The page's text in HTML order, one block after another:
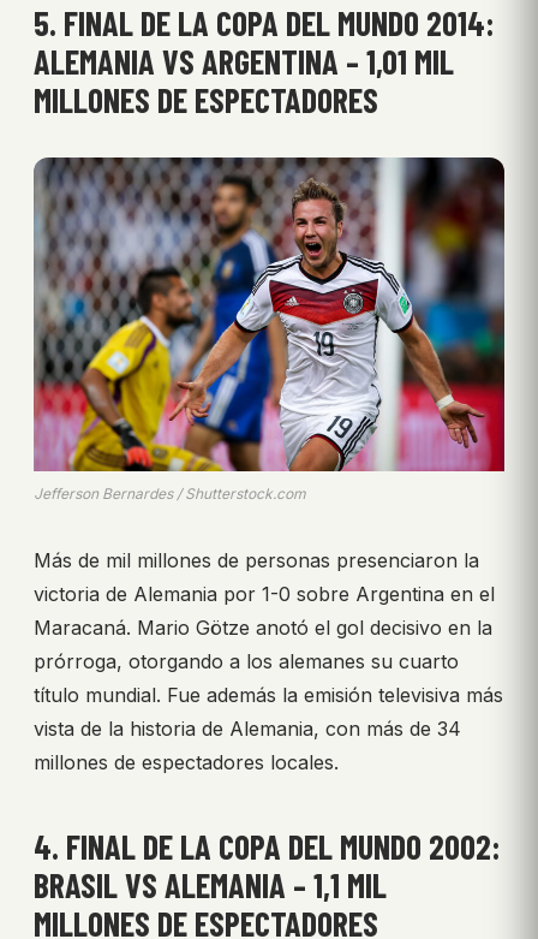
5. FINAL DE LA COPA DEL MUNDO 2014:
ALEMANIA VS ARGENTINA – 1,01 MIL
MILLONES DE ESPECTADORES
Jefferson Bernardes / Shutterstock.com
Más de mil millones de personas presenciaron la
victoria de Alemania por 1-0 sobre Argentina en el
Maracaná. Mario Götze anotó el gol decisivo en la
prórroga, otorgando a los alemanes su cuarto
título mundial. Fue además la emisión televisiva más
vista de la historia de Alemania, con más de 34
millones de espectadores locales.
4. FINAL DE LA COPA DEL MUNDO 2002:
BRASIL VS ALEMANIA – 1,1 MIL
MILLONES DE ESPECTADORES